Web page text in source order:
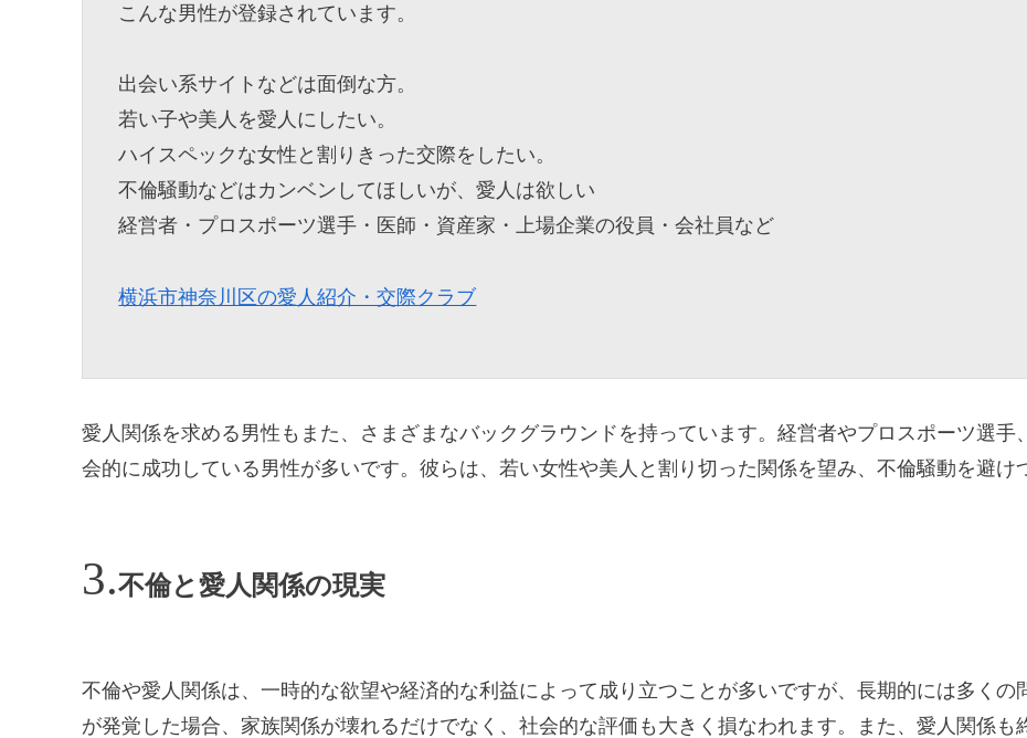
こんな男性が登録されています。
出会い系サイトなどは面倒な方。
若い子や美人を愛人にしたい。
ハイスペックな女性と割りきった交際をしたい。
不倫騒動などはカンベンしてほしいが、愛人は欲しい
経営者・プロスポーツ選手・医師・資産家・上場企業の役員・会社員など
横浜市神奈川区の愛人紹介・交際クラブ
愛人関係を求める男性もまた、さまざまなバックグラウンドを持っています。経営者やプロスポーツ選
会的に成功している男性が多いです。彼らは、若い女性や美人と割り切った関係を望み、不倫騒動を避け
不倫と愛人関係の現実
不倫や愛人関係は、一時的な欲望や経済的な利益によって成り立つことが多いですが、長期的には多く
が発覚した場合、家族関係が壊れるだけでなく、社会的な評価も大きく損なわれます。また、愛人関係